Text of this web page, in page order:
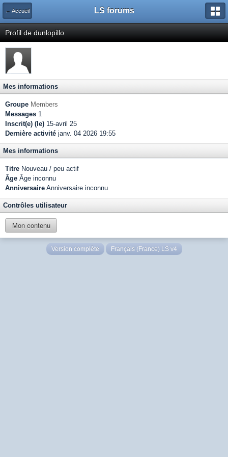
← Accueil LS forums
Profil de dunlopillo
Mes informations
Groupe Members
Messages 1
Inscrit(e) (le) 15-avril 25
Dernière activité janv. 04 2026 19:55
Mes informations
Titre Nouveau / peu actif
Âge Âge inconnu
Anniversaire Anniversaire inconnu
Contrôles utilisateur
Mon contenu
Version complète Français (France) LS v4